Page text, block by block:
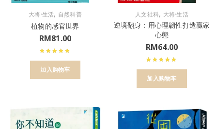
大将·生活, 自然科普
植物的感官世界
RM81.00
加入购物车
人文社科, 大将·生活
逆境翻身：用心理韌性打造贏家
心態
RM64.00
加入购物车